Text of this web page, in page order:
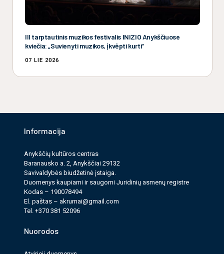
III tarptautinis muzikos festivalis INIZIO Anykščiuose
kviečia: „Suvienyti muzikos, įkvėpti kurti“
07 LIE 2026
Informacija
Anykščių kultūros cen­tras
Baranausko a. 2, Anykščiai 29132
Savi­valdy­bės biudžet­inė įstaiga.
Duomenys kau­pi­ami ir saugomi Juri­dinių asmenų reg­istre
Kodas – 190078494
El. paš­tas – akrumai@gmail.com
Tel. +370 381 52096
Nuorodos